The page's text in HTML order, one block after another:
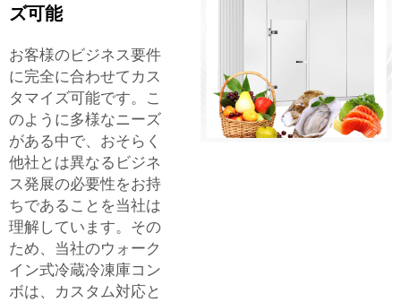
ズ可能
お客様のビジネス要件
に完全に合わせてカス
タマイズ可能です。こ
のように多様なニーズ
がある中で、おそらく
他社とは異なるビジネ
ス発展の必要性をお持
ちであることを当社は
理解しています。その
ため、当社のウォーク
イン式冷蔵冷凍庫コン
ボは、カスタム対応と